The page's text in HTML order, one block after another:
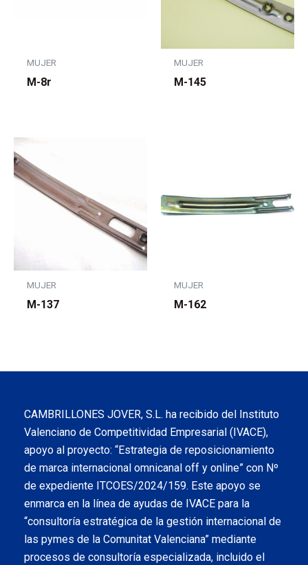
MUJER
M-8r
MUJER
M-145
MUJER
M-137
MUJER
M-162
CAMBRILLONES JOVER, S.L. ha recibido del Instituto
Valenciano de Competitividad Empresarial (IVACE),
apoyo al proyecto: “Estrategia de reposicionamiento
de marca internacional omnicanal off y online” con Nº
de expediente ITCOES/2024/159. Este apoyo se
enmarca en la línea de ayudas de IVACE para la
“consultoría estratégica de la gestión internacional de
las pymes de la Comunitat Valenciana” mediante
procesos de consultoría especializada, incluido el